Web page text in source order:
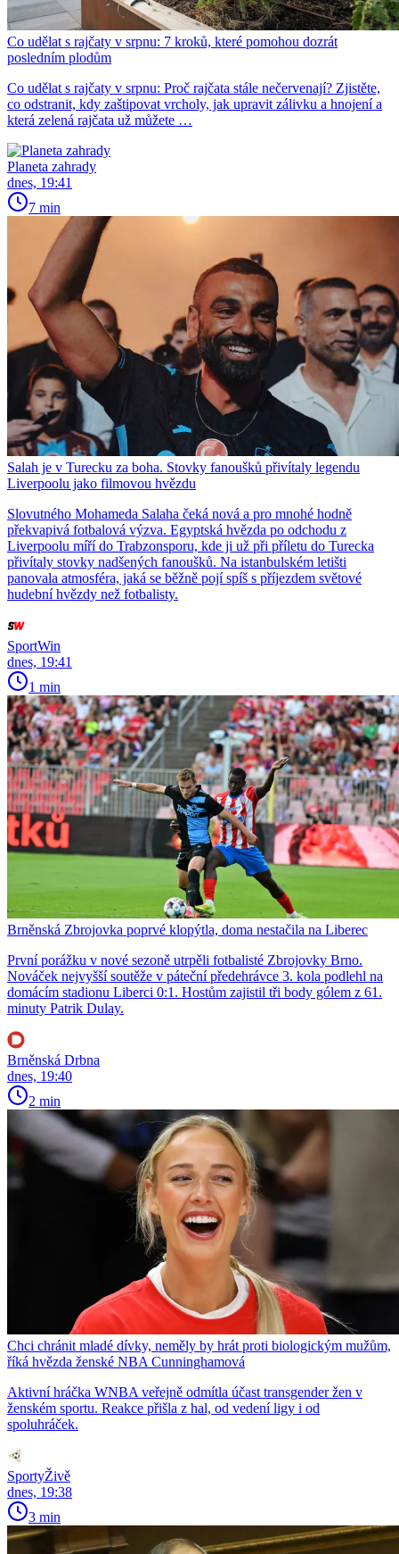
Co udělat s rajčaty v srpnu: 7 kroků, které pomohou dozrát
posledním plodům
Co udělat s rajčaty v srpnu: Proč rajčata stále nečervenají? Zjistěte,
co odstranit, kdy zaštipovat vrcholy, jak upravit zálivku a hnojení a
která zelená rajčata už můžete …
Planeta zahrady
dnes, 19:41
7 min
Salah je v Turecku za boha. Stovky fanoušků přivítaly legendu
Liverpoolu jako filmovou hvězdu
Slovutného Mohameda Salaha čeká nová a pro mnohé hodně
překvapivá fotbalová výzva. Egyptská hvězda po odchodu z
Liverpoolu míří do Trabzonsporu, kde ji už při příletu do Turecka
přivítaly stovky nadšených fanoušků. Na istanbulském letišti
panovala atmosféra, jaká se běžně pojí spíš s příjezdem světové
hudební hvězdy než fotbalisty.
SportWin
dnes, 19:41
1 min
Brněnská Zbrojovka poprvé klopýtla, doma nestačila na Liberec
První porážku v nové sezoně utrpěli fotbalisté Zbrojovky Brno.
Nováček nejvyšší soutěže v páteční předehrávce 3. kola podlehl na
domácím stadionu Liberci 0:1. Hostům zajistil tři body gólem z 61.
minuty Patrik Dulay.
Brněnská Drbna
dnes, 19:40
2 min
Chci chránit mladé dívky, neměly by hrát proti biologickým mužům,
říká hvězda ženské NBA Cunninghamová
Aktivní hráčka WNBA veřejně odmítla účast transgender žen v
ženském sportu. Reakce přišla z hal, od vedení ligy i od
spoluhráček.
SportyŽivě
dnes, 19:38
3 min